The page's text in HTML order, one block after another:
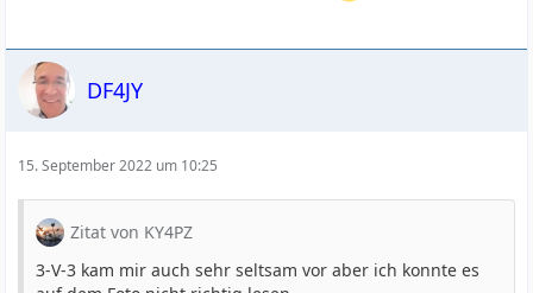
DF4JY
15. September 2022 um 10:25
Zitat von KY4PZ
3-V-3 kam mir auch sehr seltsam vor aber ich konnte es